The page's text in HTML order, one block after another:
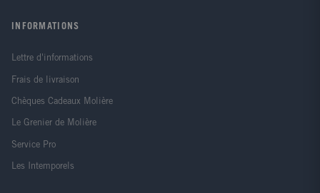
INFORMATIONS
Lettre d'informations
Frais de livraison
Chèques Cadeaux Molière
Le Grenier de Molière
Service Pro
Les Intemporels